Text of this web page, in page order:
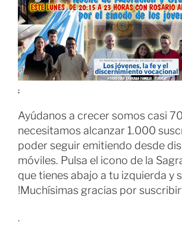
.
Ayúdanos a crecer somos casi
necesitamos alcanzar 1.000
poder seguir emitiendo desde
móviles. Pulsa el icono de la
que tienes abajo a tu izquierda y
!Muchísimas gracias por
.